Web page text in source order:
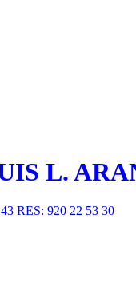
L.
RES: 920 22 53 30